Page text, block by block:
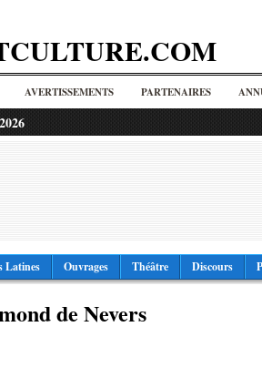
AVERTISSEMENTS PARTENAIRES
Latines Ouvrages Théâtre Discours
de Nevers